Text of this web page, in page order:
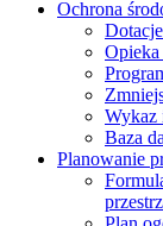
Ochrona
Opieka
Wykaz
Baza
Planowanie